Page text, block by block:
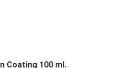
Coating 100 ml.